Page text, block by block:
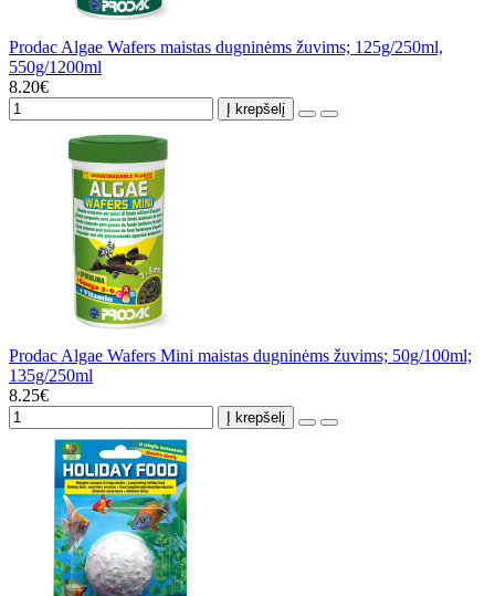
Prodac Algae Wafers maistas dugninėms žuvims; 125g/250ml,
550g/1200ml
8.20€
Į krepšelį
Prodac Algae Wafers Mini maistas dugninėms žuvims; 50g/100ml;
135g/250ml
8.25€
Į krepšelį